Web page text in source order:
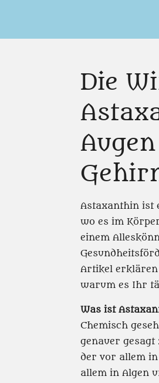
Die
Astaxanthin ist
wo es im
einem
Artikel erklären
warum es Ihr
Was ist
Chemisch
genauer
der vor allem
allem in Algen